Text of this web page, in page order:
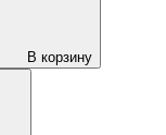
В корзину